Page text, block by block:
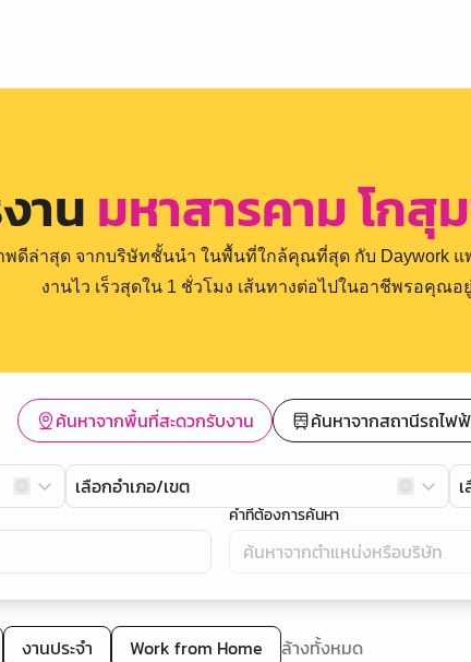
าน มหาสารคาม โก
ดีล่าสุด จากบริษัทชั้นนำ ในพื้นที่ใกล้คุณที่สุด กับ Daywork
งานไว เร็วสุดใน 1 ชั่วโมง เส้นทางต่อไปในอาชีพรอคุณอยู่
ค้นหาจากพื้นที่สะดวกรับงาน ค้นหาจากสถานีรถไฟ
เลือกอำเภอ/เขต
คำที่ต้องการค้นหา
งานประจำ Work from Home ล้างทั้งหมด